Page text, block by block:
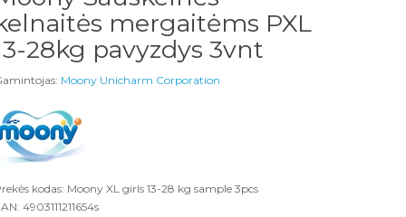
mergaitėms PXL
28kg pavyzdys 3vnt
Moony Unicharm Corporation
kodas: Moony XL girls 13-28 kg sample 3pcs
4903111211654s